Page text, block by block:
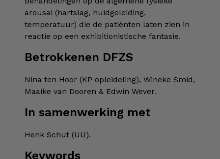
arousal (hartslag, huidgeleiding,
temperatuur) die de patiënten laten zien in
reactie op een exhibitionistische fantasie.
Betrokkenen DFZS
Nina ten Hoor (KP opleideling), Wineke Smid,
Maaike van Dooren & Edwin Wever.
In samenwerking met
Henk Schut (UU).
Keywords